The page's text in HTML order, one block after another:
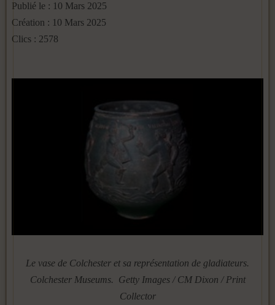
Publié le : 10 Mars 2025
Création : 10 Mars 2025
Clics : 2578
Le vase de Colchester et sa représentation de gladiateurs.
Colchester Museums. Getty Images / CM Dixon / Print
Collector